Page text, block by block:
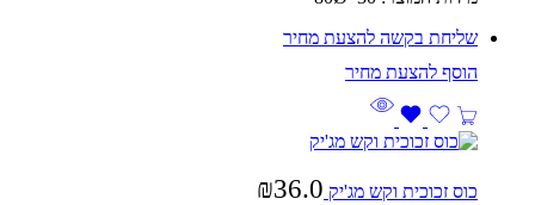
שליחת בקשה להצעת מחיר
כוס זכוכית וקש מג'יק ₪36.0